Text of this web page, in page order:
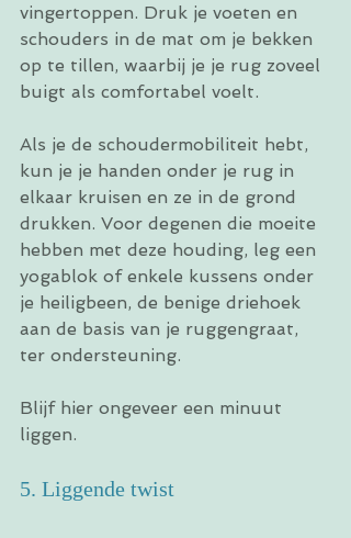
vingertoppen. Druk je voeten en
schouders in de mat om je bekken
op te tillen, waarbij je je rug zoveel
buigt als comfortabel voelt.
Als je de schoudermobiliteit hebt,
kun je je handen onder je rug in
elkaar kruisen en ze in de grond
drukken. Voor degenen die moeite
hebben met deze houding, leg een
yogablok of enkele kussens onder
je heiligbeen, de benige driehoek
aan de basis van je ruggengraat,
ter ondersteuning.
Blijf hier ongeveer een minuut
liggen.
5. Liggende twist